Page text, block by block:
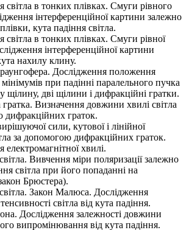
світла в тонких плівках. Смуги рівного
інтерференційної картини залежно
кута падіння світла.
світла в тонких плівках. Смуги рівної
інтерференційної картини
нахилу клину.
Дослідження положення
при падінні паралельного пучка
щілину, дві щілини і дифракційні гратки.
Визначення довжини хвилі світла
дифракційних граток.
сили, кутової і лінійної
за допомогою дифракційних граток.
хвилі.
Вивчення міри поляризації залежно
світла при його попаданні на
Брюстера).
Закон Малюса. Дослідження
світла від кута падіння.
Дослідження залежності довжини
випромінювання від кута падіння.